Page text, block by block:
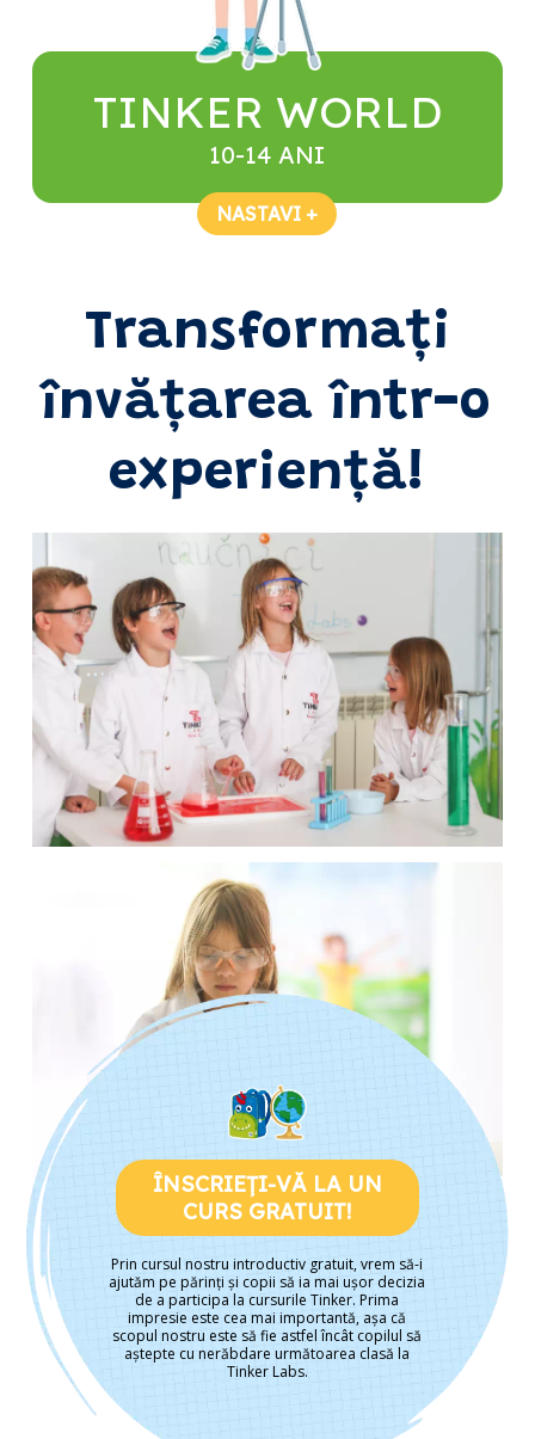
TINKER WORLD
10-14 ANI
NASTAVI +
Transformați
învățarea într-o
experiență!
ÎNSCRIEȚI-VĂ LA UN
CURS GRATUIT!
Prin cursul nostru introductiv gratuit, vrem să-i
ajutăm pe părinți și copii să ia mai ușor decizia
de a participa la cursurile Tinker. Prima
impresie este cea mai importantă, așa că
scopul nostru este să fie astfel încât copilul să
aștepte cu nerăbdare următoarea clasă la
Tinker Labs.